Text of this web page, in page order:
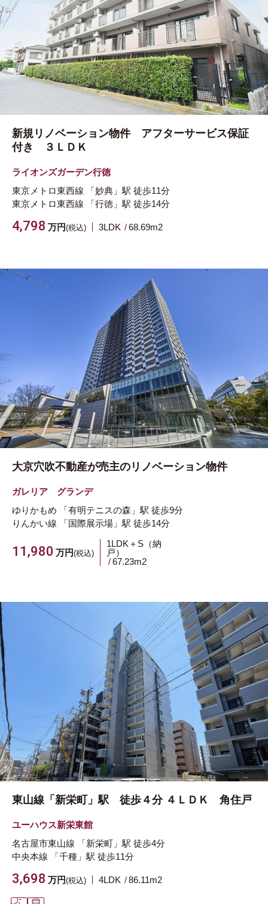
新規リノベーション物件 アフターサービス保証
付き ３ＬＤＫ
ライオンズガーデン行徳
東京メトロ東西線
「妙典」駅 徒歩11分
東京メトロ東西線
「行徳」駅 徒歩14分
4,798 万円(税込) 3LDK 68.69m2
大京穴吹不動産が売主のリノベーション物件
ガレリア グランデ
ゆりかもめ
「有明テニスの森」駅 徒歩9分
りんかい線
「国際展示場」駅 徒歩14分
11,980 万円(税込)
1LDK＋S（納
戸）
67.23m2
東山線「新栄町」駅 徒歩４分 ４ＬＤＫ 角住戸
ユーハウス新栄東館
名古屋市東山線
「新栄町」駅 徒歩4分
中央本線
「千種」駅 徒歩11分
3,698 万円(税込) 4LDK 86.11m2